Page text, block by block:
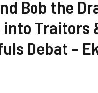
Bob the
into Traitors
Debat –